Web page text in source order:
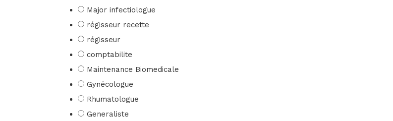
Major infectiologue
régisseur recette
régisseur
comptabilite
Maintenance Biomedicale
Gynécologue
Rhumatologue
Generaliste